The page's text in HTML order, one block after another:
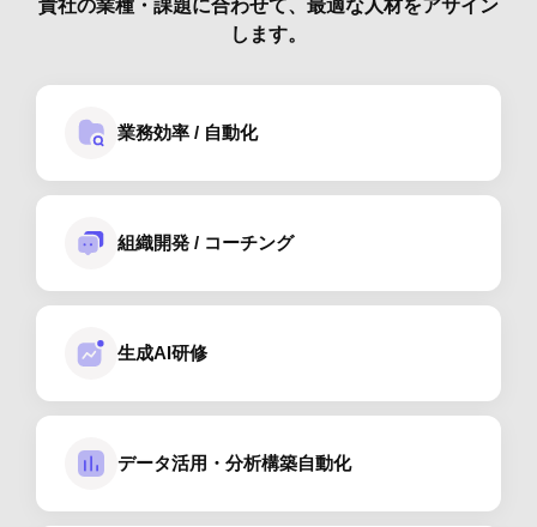
貴社の業種・課題に合わせて、最適な人材をアサイン
します。
業務効率 / 自動化
組織開発 / コーチング
生成AI研修
データ活用・分析構築自動化